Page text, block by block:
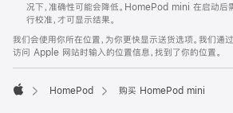
况下，准确性可能会降低。HomePod mini 在启动后
行校准，才可显示结果。
我们会使用你所在位置，为你更快显示送货选项。我们通
访问 Apple 网站时输入的位置信息，找到了你的位置。
HomePod 购买 HomePod mini